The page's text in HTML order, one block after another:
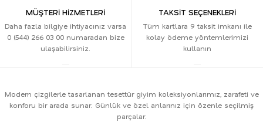
MÜŞTERİ HİZMETLERİ
Daha fazla bilgiye ihtiyacınız varsa
0 (544) 266 03 00 numaradan bize
ulaşabilirsiniz.
TAKSİT SEÇENEKLERİ
Tüm kartlara 9 taksit imkanı ile
kolay ödeme yöntemlerimizi
kullanın
Modern çizgilerle tasarlanan tesettür giyim koleksiyonlarımız, zarafeti ve
konforu bir arada sunar. Günlük ve özel anlarınız için özenle seçilmiş
parçalar.